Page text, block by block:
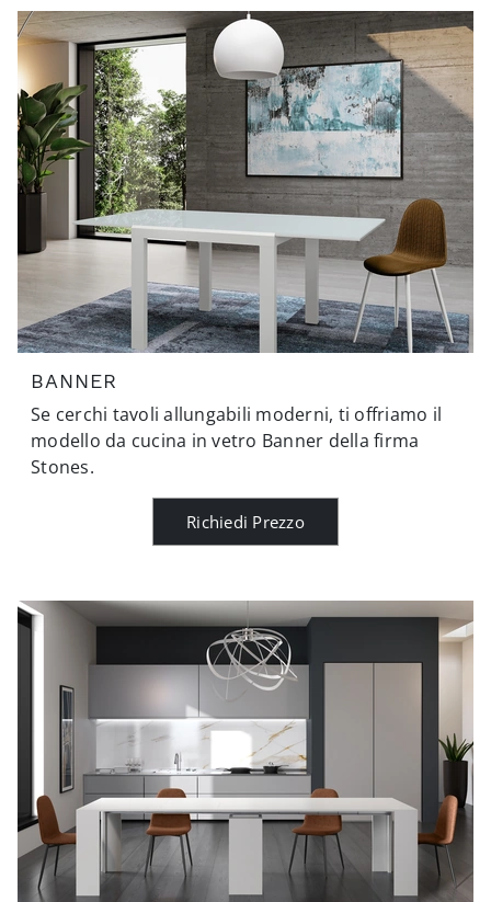
BANNER
Se cerchi tavoli allungabili moderni, ti offriamo il
modello da cucina in vetro Banner della firma
Stones.
Richiedi Prezzo